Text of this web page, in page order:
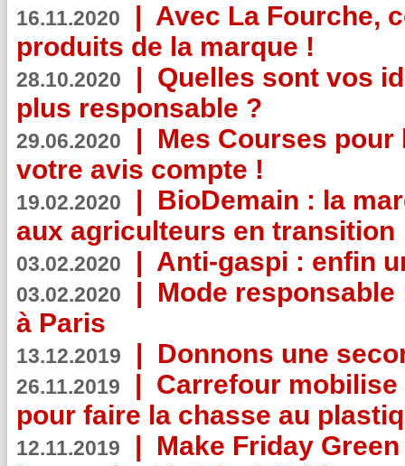
16.11.2020 | Avec La Fourche,
produits de la marque !
28.10.2020 | Quelles sont vos
plus responsable ?
29.06.2020 | Mes Courses pour
votre avis compte !
19.02.2020 | BioDemain : la
aux agriculteurs en transition
03.02.2020 | Anti-gaspi : enfin
03.02.2020 | Mode
à Paris
13.12.2019 | Donnons une
26.11.2019 | Carrefour
pour faire la chasse au
12.11.2019 | Make Friday